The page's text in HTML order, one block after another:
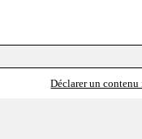
Déclarer un